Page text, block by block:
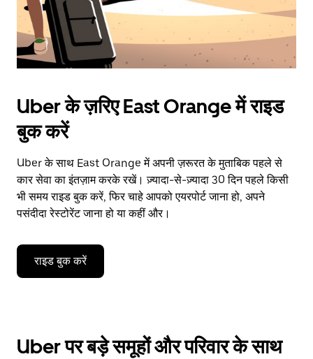
Uber के ज़रिए East Orange में राइड
बुक करें
Uber के साथ East Orange में अपनी ज़रूरत के मुताबिक पहले से
कार सेवा का इंतज़ाम करके रखें। ज़्यादा-से-ज़्यादा 30 दिन पहले किसी
भी समय राइड बुक करें, फिर चाहे आपको एयरपोर्ट जाना हो, अपने
पसंदीदा रेस्टोरेंट जाना हो या कहीं और।
राइड बुक करें
Uber पर बड़े समूहों और परिवार के साथ